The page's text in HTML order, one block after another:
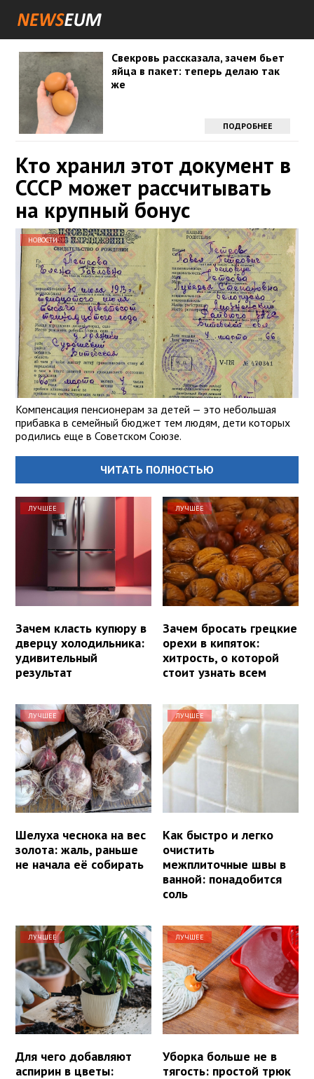
Свекровь рассказала, зачем бьет
яйца в пакет: теперь делаю так
же
ПОДРОБНЕЕ
Кто хранил этот документ в
СССР может рассчитывать
на крупный бонус
НОВОСТИ
Компенсация пенсионерам за детей — это небольшая
прибавка в семейный бюджет тем людям, дети которых
родились еще в Советском Союзе.
ЧИТАТЬ ПОЛНОСТЬЮ
ЛУЧШЕЕ
Зачем класть купюру в
дверцу холодильника:
удивительный
результат
ЛУЧШЕЕ
Зачем бросать грецкие
орехи в кипяток:
хитрость, о которой
стоит узнать всем
ЛУЧШЕЕ
Шелуха чеснока на вес
золота: жаль, раньше
не начала её собирать
ЛУЧШЕЕ
Как быстро и легко
очистить
межплиточные швы в
ванной: понадобится
соль
ЛУЧШЕЕ
Для чего добавляют
аспирин в цветы:
ЛУЧШЕЕ
Уборка больше не в
тягость: простой трюк